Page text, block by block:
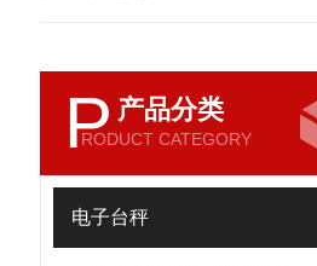
P 产品分类
RODUCT CATEGORY
电子台秤